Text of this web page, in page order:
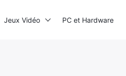
Jeux Vidéo PC et Hardware